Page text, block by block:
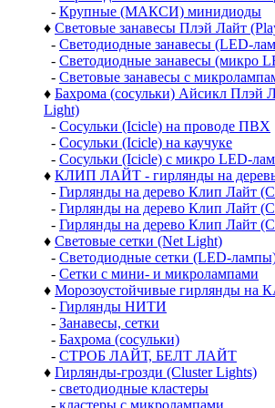
- Крупные (МАКСИ) минидиоды
♦ Световые занавесы Плэй Лайт
- Светодиодные занавесы (LED-
- Светодиодные занавесы (микро
- Световые занавесы с
♦ Бахрома (сосульки) Айсикл Плэй
Light)
- Сосульки (Icicle) на проводе ПВХ
- Сосульки (Icicle) на каучуке
- Сосульки (Icicle) с микро LED-
♦ КЛИП ЛАЙТ - гирлянды на
- Гирлянды на дерево Клип Лайт
- Гирлянды на дерево Клип Лайт
- Гирлянды на дерево Клип Лайт
♦ Световые сетки (Net Light)
- Светодиодные сетки (LED-
- Сетки с мини- и микролампами
♦ Морозоустойчивые гирлянды на
- Гирлянды НИТИ
- Занавесы, сетки
- Бахрома (сосульки)
- СТРОБ ЛАЙТ, БЕЛТ ЛАЙТ
♦ Гирлянды-грозди (Cluster Lights)
- светодиодные кластеры
- кластеры с микролампами